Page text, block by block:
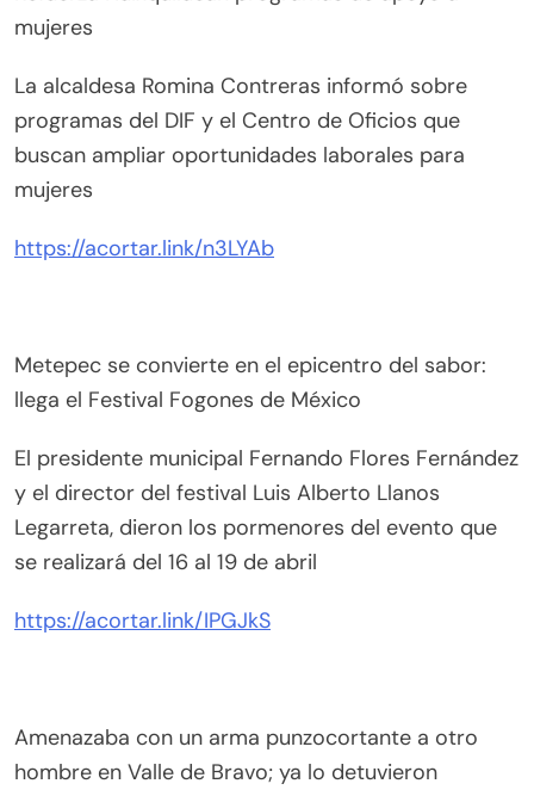
mujeres
La alcaldesa Romina Contreras informó sobre
programas del DIF y el Centro de Oficios que
buscan ampliar oportunidades laborales para
mujeres
https://acortar.link/n3LYAb
Metepec se convierte en el epicentro del sabor:
llega el Festival Fogones de México
El presidente municipal Fernando Flores Fernández
y el director del festival Luis Alberto Llanos
Legarreta, dieron los pormenores del evento que
se realizará del 16 al 19 de abril
https://acortar.link/IPGJkS
Amenazaba con un arma punzocortante a otro
hombre en Valle de Bravo; ya lo detuvieron